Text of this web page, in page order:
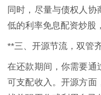
同时，尽量与债权人
低的利率免息配资炒股
**三、开源节流，双管
在还款期间，你需要通
可支配收入。开源方面